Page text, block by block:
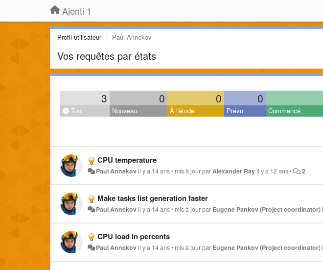
Ajenti 1
Profil utilisateur Paul Annekov
Vos requêtes par états
3 0 0 0
Tout Nouveau À l'étude Prévu Commencé
CPU temperature
Paul Annekovil y a 14 ans• mis à jour parAlexander Rayil y a 12 ans• 2
Make tasks list generation faster
Paul Annekovil y a 14 ans• mis à jour par Eugene Pankov (Project coordinator)
CPU load in percents
Paul Annekovil y a 14 ans• mis à jour par Eugene Pankov (Project coordinator)